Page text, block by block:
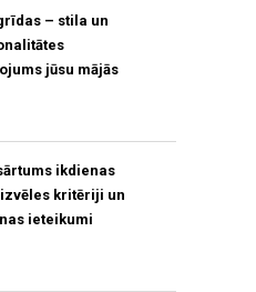
– stila un
jūsu mājās
ikdienas
kritēriji un
ieteikumi